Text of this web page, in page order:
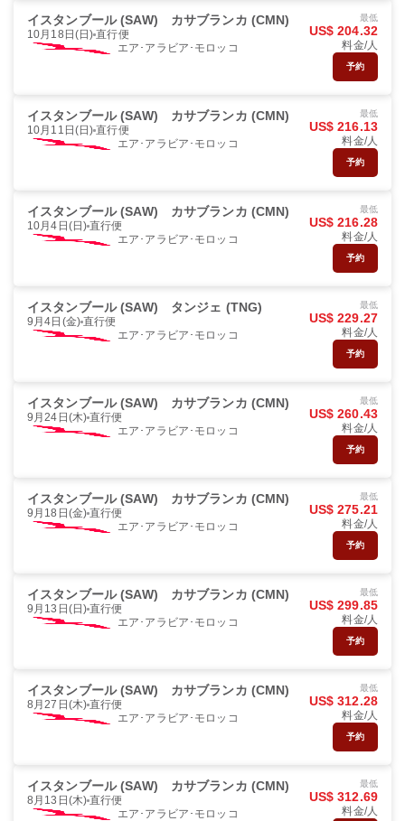
イスタンブール (SAW) カサブランカ (CMN)
10月18日(日) 直行便
エア･アラビア･モロッコ
最低
US$ 204.32
料金/人
予約
イスタンブール (SAW) カサブランカ (CMN)
10月11日(日) 直行便
エア･アラビア･モロッコ
最低
US$ 216.13
料金/人
予約
イスタンブール (SAW) カサブランカ (CMN)
10月4日(日) 直行便
エア･アラビア･モロッコ
最低
US$ 216.28
料金/人
予約
イスタンブール (SAW) タンジェ (TNG)
9月4日(金) 直行便
エア･アラビア･モロッコ
最低
US$ 229.27
料金/人
予約
イスタンブール (SAW) カサブランカ (CMN)
9月24日(木) 直行便
エア･アラビア･モロッコ
最低
US$ 260.43
料金/人
予約
イスタンブール (SAW) カサブランカ (CMN)
9月18日(金) 直行便
エア･アラビア･モロッコ
最低
US$ 275.21
料金/人
予約
イスタンブール (SAW) カサブランカ (CMN)
9月13日(日) 直行便
エア･アラビア･モロッコ
最低
US$ 299.85
料金/人
予約
イスタンブール (SAW) カサブランカ (CMN)
8月27日(木) 直行便
エア･アラビア･モロッコ
最低
US$ 312.28
料金/人
予約
イスタンブール (SAW) カサブランカ (CMN)
8月13日(木) 直行便
エア･アラビア･モロッコ
最低
US$ 312.69
料金/人